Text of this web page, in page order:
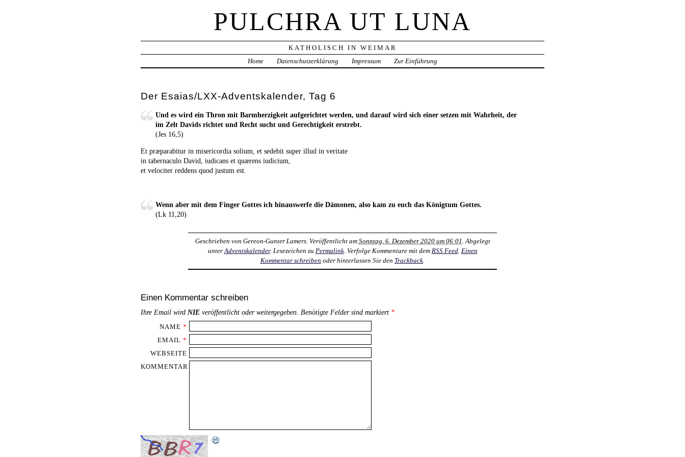
PULCHRA UT LUNA
KATHOLISCH IN WEIMAR
Home
Datenschutzerklärung Impressum Zur Einführung
Der Esaias/LXX-Adventskalender, Tag 6
Und es wird ein Thron mit Barmherzigkeit aufgerichtet werden, und darauf wird sich einer setzen mit Wahrheit, der
im Zelt Davids richtet und Recht sucht und Gerechtigkeit erstrebt.
(Jes 16,5)
Et præparabitur in misericordia solium, et sedebit super illud in veritate
in tabernaculo David, iudicans et quærens iudicium,
et velociter reddens quod justum est.
Wenn aber mit dem Finger Gottes ich hinauswerfe die Dämonen, also kam zu euch das Königtum Gottes.
(Lk 11,20)
Geschrieben von Gereon-Gunter Lamers. Veröffentlicht am Sonntag, 6. Dezember 2020 um 06:01. Abgelegt
unterAdventskalender. Lesezeichen zu Permalink. Verfolge Kommentare mit dem RSS Feed. Einen
Kommentar schreiben oder hinterlassen Sie den Trackback.
Einen Kommentar schreiben
Ihre Email wird NIE veröffentlicht oder weitergegeben. Benötigte Felder sind markiert *
NAME *
EMAIL *
WEBSEITE
KOMMENTAR